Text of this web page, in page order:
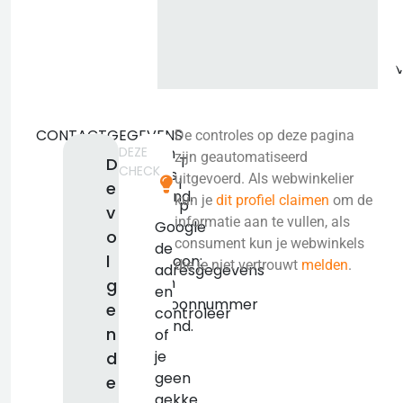
CONTACTGEGEVENS
D
e
v
o
l
g
e
n
d
e
Geen
adres
bekend.
KVK:
false
Telefoon:
Geen
telefoonnummer
bekend.
T
i
p
Google
de
adresgegevens
en
controleer
of
je
geen
DEZE
CHECK
De controles op deze pagina
zijn geautomatiseerd
uitgevoerd. Als webwinkelier
kun je dit profiel claimen om de
informatie aan te vullen, als
consument kun je webwinkels
die je niet vertrouwt melden.